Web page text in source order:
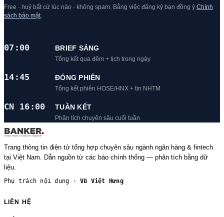
Free · huỷ bất cứ lúc nào · không spam. Bằng việc đăng ký bạn đồng ý Chính
sách bảo mật
07:00 BRIEF SÁNG
Tổng kết qua đêm + lịch trong ngày
14:45 ĐÓNG PHIÊN
Tổng kết phiên HOSE/HNX + tin NHTM
CN 16:00 TUẦN KẾT
Phân tích chuyên sâu cuối tuần
Trang thông tin điện tử tổng hợp chuyên sâu ngành ngân hàng & fintech
tại Việt Nam. Dẫn nguồn từ các báo chính thống — phân tích bằng dữ
liệu.
Phụ trách nội dung ·Vũ Việt Hưng
LIÊN HỆ